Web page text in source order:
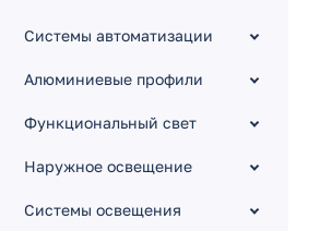
Системы автоматизации
Алюминиевые профили
Функциональный свет
Наружное освещение
Системы освещения